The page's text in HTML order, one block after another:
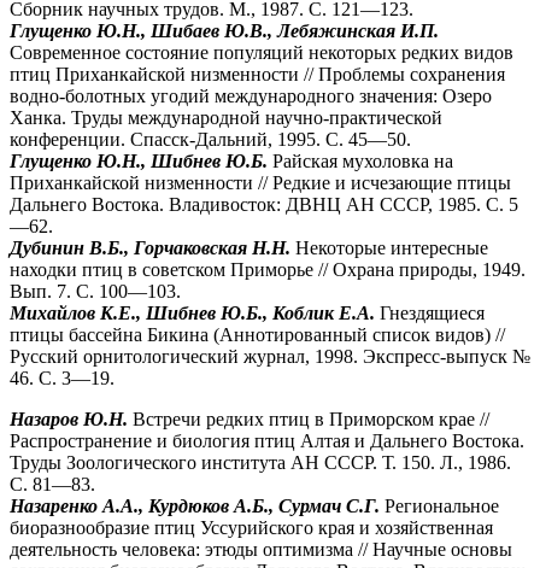
Сборник научных трудов. М., 1987. С. 121—123.
Глущенко Ю.Н., Шибаев Ю.В., Лебяжинская И.П.
Современное состояние популяций некоторых редких видов
птиц Приханкайской низменности // Проблемы сохранения
водно-болотных угодий международного значения: Озеро
Ханка. Труды международной научно-практической
конференции. Спасск-Дальний, 1995. С. 45—50.
Глущенко Ю.Н., Шибнев Ю.Б. Райская мухоловка на
Приханкайской низменности // Редкие и исчезающие птицы
Дальнего Востока. Владивосток: ДВНЦ АН СССР, 1985. С. 5
—62.
Дубинин В.Б., Горчаковская Н.Н. Некоторые интересные
находки птиц в советском Приморье // Охрана природы, 1949.
Вып. 7. С. 100—103.
Михайлов К.Е., Шибнев Ю.Б., Коблик Е.А. Гнездящиеся
птицы бассейна Бикина (Аннотированный список видов) //
Русский орнитологический журнал, 1998. Экспресс-выпуск №
46. С. 3—19.
Назаров Ю.Н. Встречи редких птиц в Приморском крае //
Распространение и биология птиц Алтая и Дальнего Востока.
Труды Зоологического института АН СССР. Т. 150. Л., 1986.
С. 81—83.
Назаренко А.А., Курдюков А.Б., Сурмач С.Г. Региональное
биоразнообразие птиц Уссурийского края и хозяйственная
деятельность человека: этюды оптимизма // Научные основы